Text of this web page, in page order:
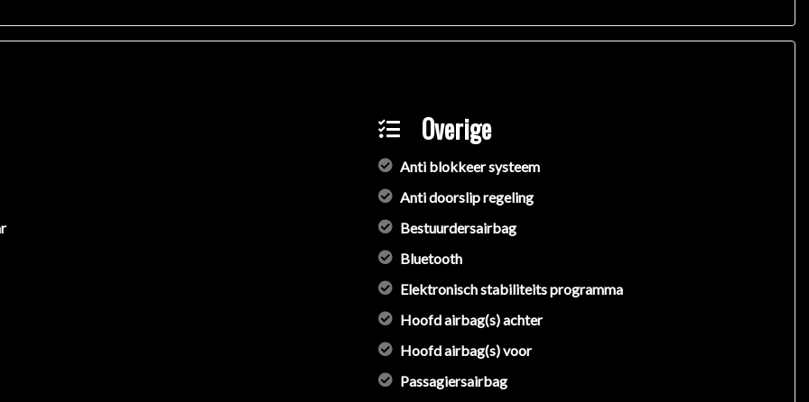
van de belasting)
Overige
Anti blokkeer systeem
Anti doorslip regeling
Bestuurdersairbag
Bluetooth
Elektronisch stabiliteits programma
Hoofd airbag(s) achter
Hoofd airbag(s) voor
Passagiersairbag